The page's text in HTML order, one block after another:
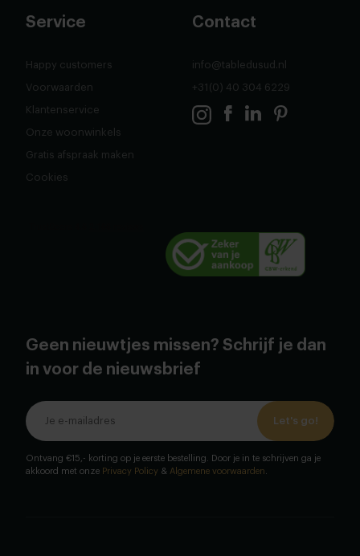
Service
Happy customers
Voorwaarden
Klantenservice
Onze woonwinkels
Gratis afspraak maken
Cookies
Contact
info@tabledusud.nl
+31(0) 40 304 6229
Geen nieuwtjes missen? Schrijf je dan
in voor de nieuwsbrief
Let's go!
Ontvang €15,- korting op je eerste bestelling. Door je in te schrijven ga je
akkoord met onze Privacy Policy & Algemene voorwaarden